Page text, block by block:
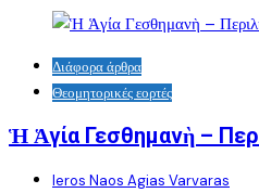
Διάφορα άρθρα
Θεομητορικές εορτές
Ἡ Ἁγία Γεσθημανὴ –
Ieros Naos Agias Varvaras